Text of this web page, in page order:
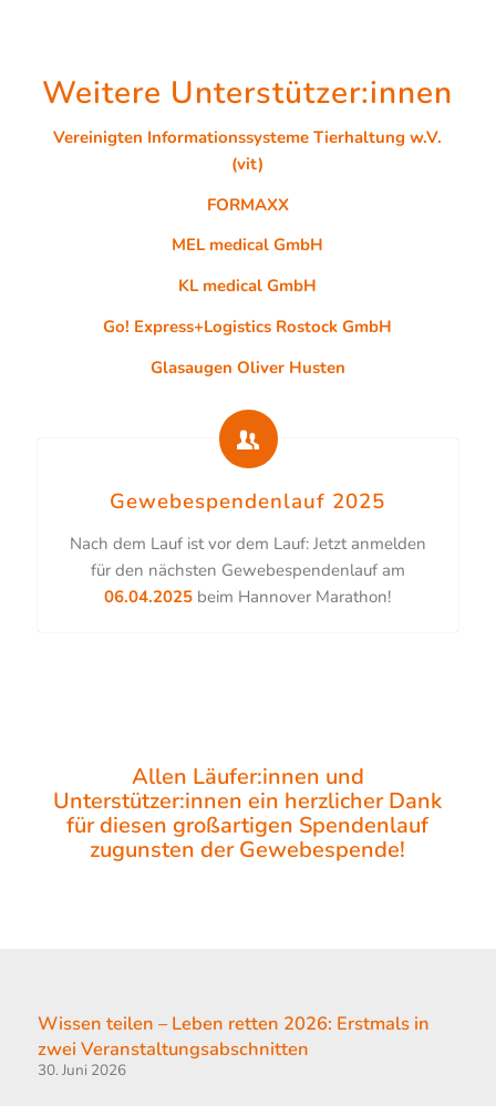
Weitere Unterstützer:innen
Vereinigten Informationssysteme Tierhaltung w.V.
(vit)
FORMAXX
MEL medical GmbH
KL medical GmbH
Go! Express+Logistics Rostock GmbH
Glasaugen Oliver Husten
Gewebespendenlauf 2025
Nach dem Lauf ist vor dem Lauf: Jetzt anmelden
für den nächsten Gewebespendenlauf am
06.04.2025 beim Hannover Marathon!
Allen Läufer:innen und
Unterstützer:innen ein herzlicher Dank
für diesen großartigen Spendenlauf
zugunsten der Gewebespende!
Wissen teilen – Leben retten 2026: Erstmals in
zwei Veranstaltungsabschnitten
30. Juni 2026